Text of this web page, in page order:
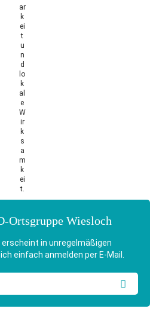
ar
k
ei
t
u
n
d
lo
k
al
e
W
ir
k
s
a
m
k
ei
t.
Ortsgruppe Wiesloch
in unregelmäßigen
einfach anmelden per E-Mail.